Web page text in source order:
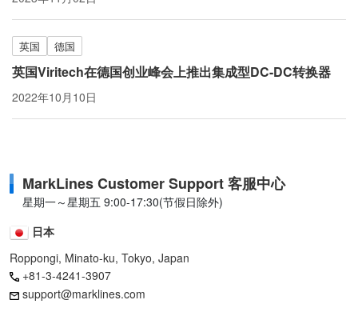
英国 德国
英国Viritech在德国创业峰会上推出集成型DC-DC转换器
2022年10月10日
MarkLines Customer Support 客服中心
星期一～星期五 9:00-17:30(节假日除外)
日本
Roppongi, Minato-ku, Tokyo, Japan
+81-3-4241-3907
support@marklines.com